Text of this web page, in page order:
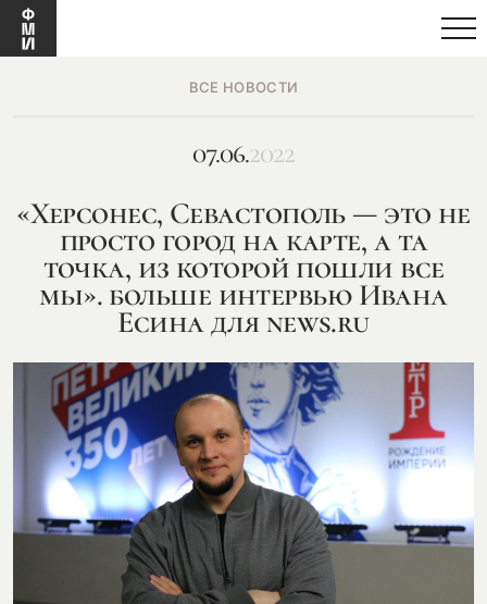
посмотреть на карте
ВСЕ НОВОСТИ
07.06.2022
«Херсонес, Севастополь — это не
просто город на карте, а та
точка, из которой пошли все
мы». больше интервью Ивана
Есина для news.ru